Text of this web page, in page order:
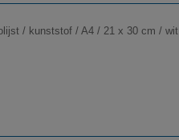
/ kunststof / A4 / 21 x 30 cm / wit